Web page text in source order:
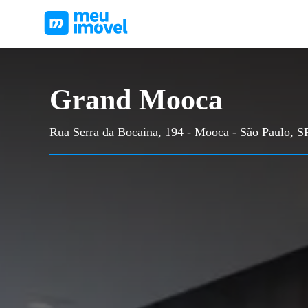
Grand Mooca
Rua Serra da Bocaina, 194 - Mooca - São Paulo,